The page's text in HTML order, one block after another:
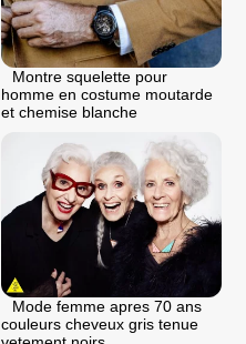
Montre squelette pour
homme en costume moutarde
et chemise blanche
Mode femme apres 70 ans
couleurs cheveux gris tenue